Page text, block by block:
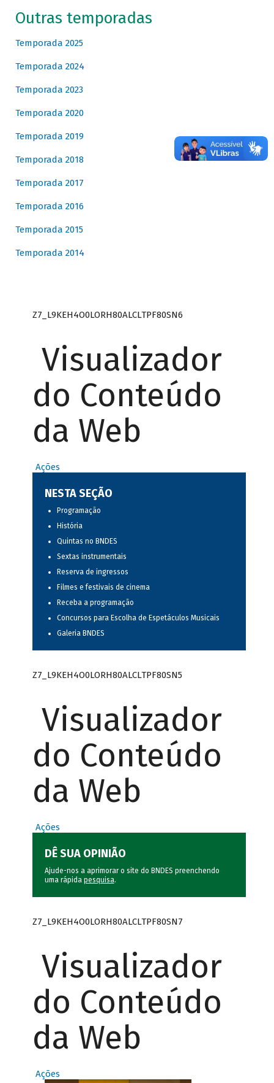
Outras temporadas
Temporada 2025
Temporada 2024
Temporada 2023
Temporada 2020
Temporada 2019
Temporada 2018
Temporada 2017
Temporada 2016
Temporada 2015
Temporada 2014
Z7_L9KEH4O0LORH80ALCLTPF80SN6
Visualizador
do Conteúdo
da Web
Ações
NESTA SEÇÃO
Programação
História
Quintas no BNDES
Sextas instrumentais
Reserva de ingressos
Filmes e festivais de cinema
Receba a programação
Concursos para Escolha de Espetáculos Musicais
Galeria BNDES
Z7_L9KEH4O0LORH80ALCLTPF80SN5
Visualizador
do Conteúdo
da Web
Ações
DÊ SUA OPINIÃO
Ajude-nos a aprimorar o site do BNDES preenchendo
uma rápida pesquisa.
Z7_L9KEH4O0LORH80ALCLTPF80SN7
Visualizador
do Conteúdo
da Web
Ações